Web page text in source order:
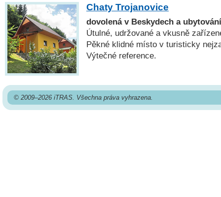
Chaty Trojanovice
dovolená v Beskydech a
Útulné, udržované a vkusně
Pěkné klidné místo v turisticky
Výtečné reference.
© 2009–2026 iTRAS. Všechna práva vyhrazena.